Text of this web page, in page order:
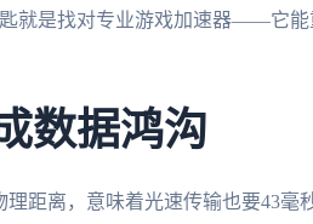
匙就是找对专业游戏加速器——它
数据鸿沟
理距离，意味着光速传输也要43